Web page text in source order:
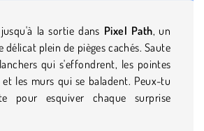
la sortie dans Pixel Path, un
délicat plein de pièges cachés. Saute
qui s'effondrent, les pointes
les murs qui se baladent. Peux-tu
pour esquiver chaque surprise